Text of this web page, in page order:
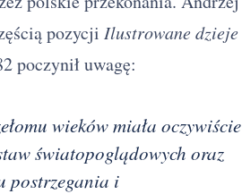
pozycji Ilustrowane dzieje
poczynił uwagę:
wieków miała oczywiście
światopoglądowych oraz
postrzegania i